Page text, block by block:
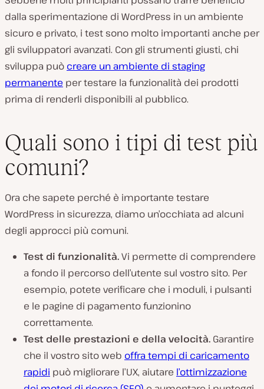
dalla sperimentazione di WordPress in un ambiente
sicuro e privato, i test sono molto importanti anche per
gli sviluppatori avanzati. Con gli strumenti giusti, chi
sviluppa può creare un ambiente di staging
permanente per testare la funzionalità dei prodotti
prima di renderli disponibili al pubblico.
Quali sono i tipi di test più
comuni?
Ora che sapete perché è importante testare
WordPress in sicurezza, diamo un’occhiata ad alcuni
degli approcci più comuni.
Test di funzionalità.Vi permette di comprendere
a fondo il percorso dell’utente sul vostro sito. Per
esempio, potete verificare che i moduli, i pulsanti
e le pagine di pagamento funzionino
correttamente.
Test delle prestazioni e della velocità. Garantire
che il vostro sito web offra tempi di caricamento
rapidi può migliorare l’UX, aiutare l’ottimizzazione